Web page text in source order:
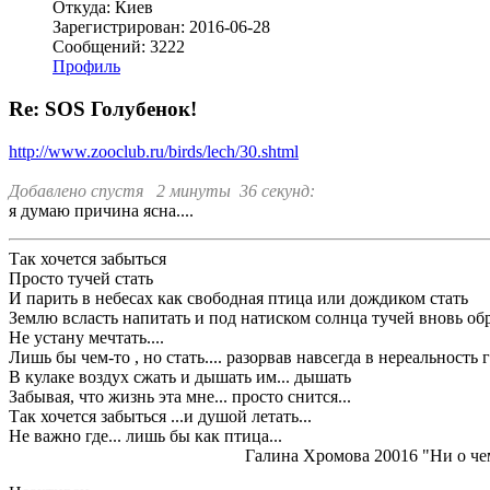
Откуда: Киев
Зарегистрирован: 2016-06-28
Сообщений: 3222
Профиль
Re: SOS Голубенок!
http://www.zooclub.ru/birds/lech/30.shtml
Добавлено спустя 2 минуты 36 секунд:
я думаю причина ясна....
Так хочется забыться
Просто тучей стать
И парить в небесах как свободная птица или дождиком стать
Землю всласть напитать и под натиском солнца тучей вновь
Не устану мечтать....
Лишь бы чем-то , но стать.... разорвав навсегда в нереальность
В кулаке воздух сжать и дышать им... дышать
Забывая, что жизнь эта мне... просто снится...
Так хочется забыться ...и душой летать...
Не важно где... лишь бы как птица...
Галина Хромова 20016 "Ни о